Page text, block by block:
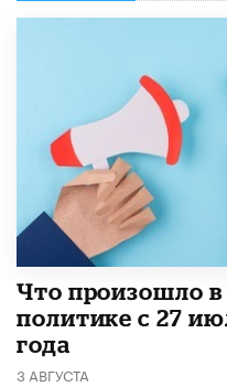
​Что произошло в
политике с 27
года
3 АВГУСТА